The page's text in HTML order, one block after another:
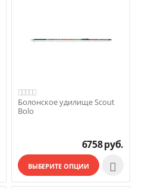
Болонское удилище Scout
Bolo
6758руб.
ВЫБЕРИТЕ ОПЦИИ 